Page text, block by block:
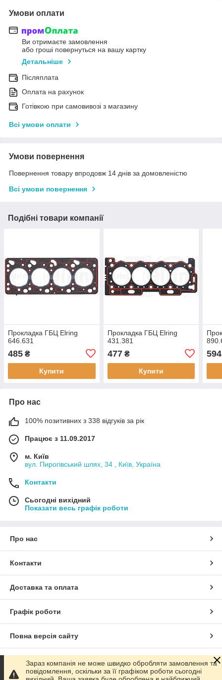
Умови оплати
Ви отримаєте замовлення
або гроші повернуться на вашу картку
Детальніше
Післяплата
Оплата на рахунок
Готівкою при самовивозі з магазину
Всі умови оплати
Умови повернення
Повернення товару впродовж 14 днів за домовленістю
Всі умови повернення
Подібні товари компанії
Прокладка ГБЦ Elring
646.631
485 ₴
Купити
Прокладка ГБЦ Elring
431.381
477₴
Купити
594
Про нас
100% позитивних з 338 відгуків за рік
Працює з 11.09.2017
м. Київ
вул. Пирогівський шлях, 34 , Київ, Україна
Контакти
Сьогодні вихідний
Показати весь графік роботи
Про нас
Контакти
Доставка та оплата
Графік роботи
Повна версія сайту
Сайт створено на маркетплейсі Prom.ua
Зараз компанія не може швидко обробляти замовлення та
повідомлення, оскільки за її графіком роботи сьогодні